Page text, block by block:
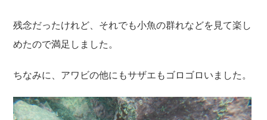
残念だったけれど、それでも小魚の群れなどを見て楽し
めたので満足しました。
ちなみに、アワビの他にもサザエもゴロゴロいました。